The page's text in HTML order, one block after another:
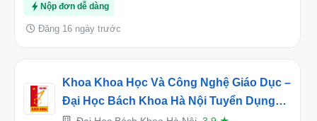
Nộp đơn dễ dàng
Đăng 16 ngày trước
Khoa Khoa Học Và Công Nghệ Giáo Dục –
Đại Học Bách Khoa Hà Nội Tuyển Dụng